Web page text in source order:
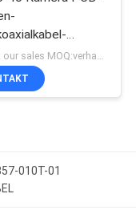
Contact our sales MOQ:verhandelbar
010T-01